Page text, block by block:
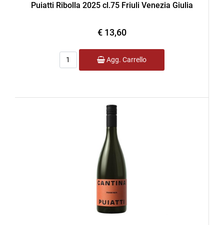
Puiatti Ribolla 2025 cl.75 Friuli Venezia Giulia
€ 13,60
Quantità
Agg. Carrello